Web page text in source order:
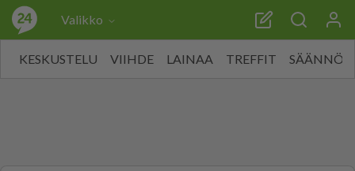
Valikko
KESKUSTELU VIIHDE LAINAA TREFFIT SÄÄNNÖT